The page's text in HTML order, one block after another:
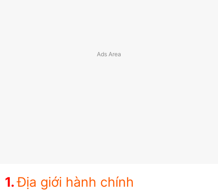
Địa giới hành chính